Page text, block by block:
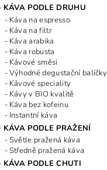
KÁVA PODLE DRUHU
Káva na espresso
Káva na filtr
Káva arabika
Káva robusta
Kávové směsi
Výhodné degustační balíčky
Kávové speciality
Kávy v BIO kvalitě
Káva bez kofeinu
Instantní káva
KÁVA PODLE PRAŽENÍ
Světle pražená káva
Středně pražená káva
KÁVA PODLE CHUTI